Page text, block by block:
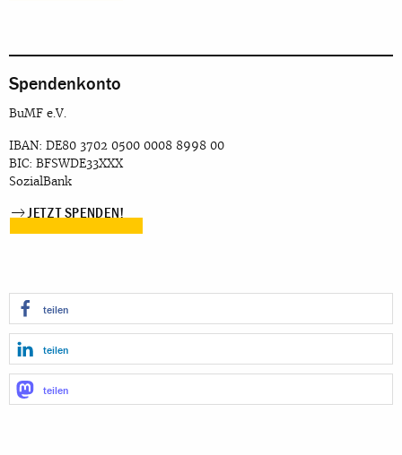
Spendenkonto
BuMF e.V.
IBAN: DE80 3702 0500 0008 8998 00
BIC: BFSWDE33XXX
SozialBank
JETZT SPENDEN!
teilen
teilen
teilen